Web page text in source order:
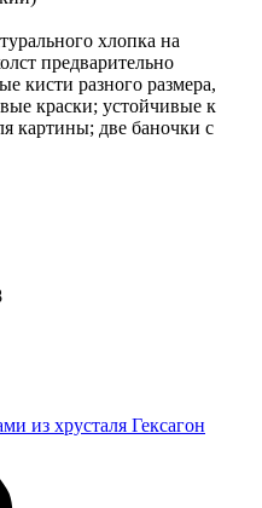
хлопка на
предварительно
кисти разного размера,
краски; устойчивые к
картины; две баночки с
из хрусталя Гексагон